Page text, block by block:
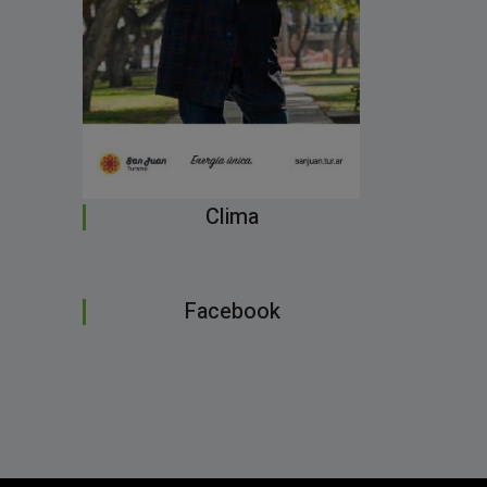
Clima
Facebook